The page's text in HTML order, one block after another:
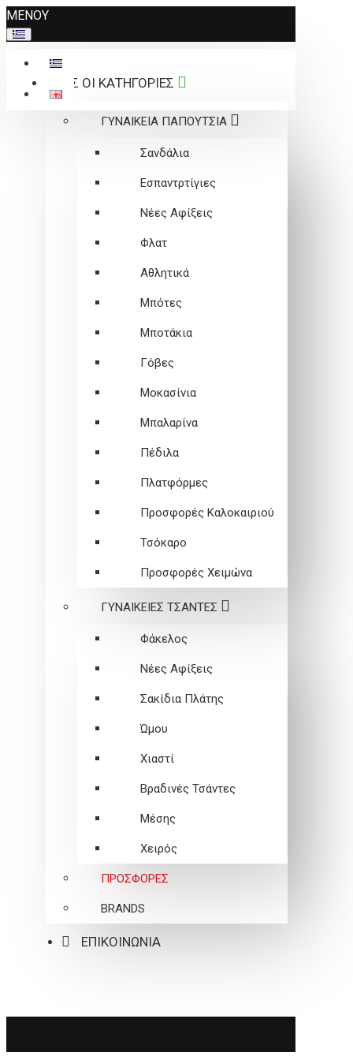
Σημείωση:
Αυτός
ο
ιστότοπος
περιλαμβάνει
ΜΕΝΟΥ
ΟΛΕΣ ΟΙ ΚΑΤΗΓΟΡΙΕΣ
ΓΥΝΑΙΚΕΙΑ ΠΑΠΟΥΤΣΙΑ
Σανδάλια
Εσπαντρτίγιες
Νέες Αφίξεις
Φλατ
Αθλητικά
Μπότες
Μποτάκια
Γόβες
Μοκασίνια
Μπαλαρίνα
Πέδιλα
Πλατφόρμες
Προσφορές Καλοκαιριού
Τσόκαρο
Προσφορές Χειμώνα
ΓΥΝΑΙΚΕΙEΣ ΤΣΑΝΤΕΣ
Φάκελος
Νέες Αφίξεις
Σακίδια Πλάτης
Ώμου
Χιαστί
Βραδινές Τσάντες
Μέσης
Χειρός
ΠΡΟΣΦΟΡΕΣ
BRANDS
ΕΠΙΚΟΙΝΩΝΙΑ